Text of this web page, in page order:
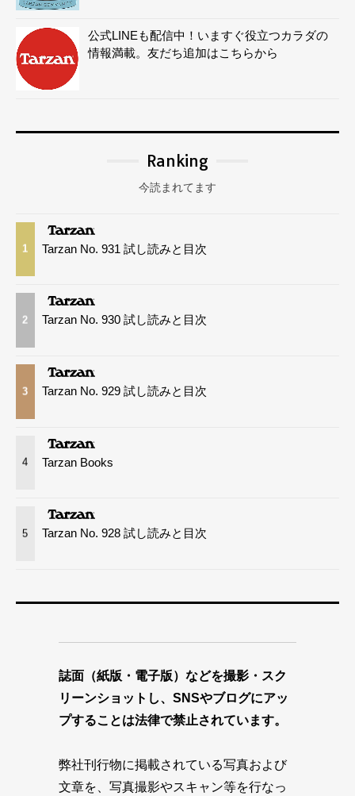
公式LINEも配信中！いますぐ役立つカラダの
情報満載。友だち追加はこちらから
Ranking
今読まれてます
1 Tarzan No. 931 試し読みと目次
2 Tarzan No. 930 試し読みと目次
3 Tarzan No. 929 試し読みと目次
4 Tarzan Books
5 Tarzan No. 928 試し読みと目次
誌面（紙版・電子版）などを撮影・スク
リーンショットし、SNSやブログにアッ
プすることは法律で禁止されています。
弊社刊行物に掲載されている写真および
文章を、写真撮影やスキャン等を行なっ